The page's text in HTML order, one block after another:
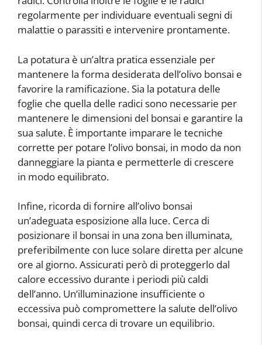
regolarmente per individuare eventuali segni di
malattie o parassiti e intervenire prontamente.
La potatura è un’altra pratica essenziale per
mantenere la forma desiderata dell’olivo bonsai e
favorire la ramificazione. Sia la potatura delle
foglie che quella delle radici sono necessarie per
mantenere le dimensioni del bonsai e garantire la
sua salute. È importante imparare le tecniche
corrette per potare l’olivo bonsai, in modo da non
danneggiare la pianta e permetterle di crescere
in modo equilibrato.
Infine, ricorda di fornire all’olivo bonsai
un’adeguata esposizione alla luce. Cerca di
posizionare il bonsai in una zona ben illuminata,
preferibilmente con luce solare diretta per alcune
ore al giorno. Assicurati però di proteggerlo dal
calore eccessivo durante i periodi più caldi
dell’anno. Un’illuminazione insufficiente o
eccessiva può compromettere la salute dell’olivo
bonsai, quindi cerca di trovare un equilibrio.